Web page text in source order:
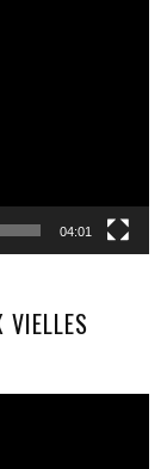
04:01